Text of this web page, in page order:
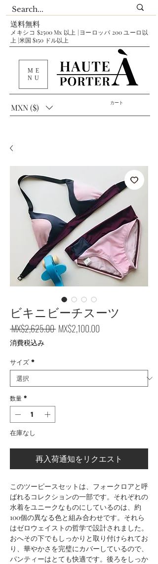
送料無料
メキシコ $2500 Mx 以上 |ヨーロッパ 200 ユーロ以
上 |米国 $150 ドル以上
カート
ME
NU
MXN ($)
ビキニビーチスーツ
MX$2,625.00 通常価格
MX$2,100.00
消費税込み
サイズ *
数量 *
在庫なし
再入荷通知をリクエスト
このツーピースセットは、フォークロアと呼
ばれるコレクションの一部です。それぞれの
水着をユニークなものにしているのは、約
100個の異なる色と組み合わせです。それら
はゼロウェイストの哲学で設計されました。
おへその下でもしっかりと取り付けられてお
り、華やかさを完璧にカバーしているので、
パンティーはとても快適です。後ろをしっか